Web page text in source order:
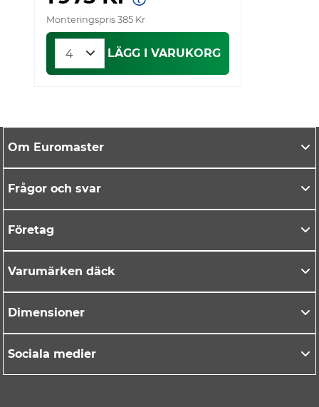
Monteringspris 385 Kr
LÄGG I VARUKORG
Om Euromaster
Frågor och svar
Företag
Varumärken däck
Dimensioner
Sociala medier